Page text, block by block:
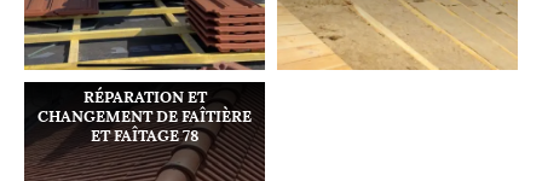
RÉPARATION ET
CHANGEMENT DE FAÎTIÈRE
ET FAÎTAGE 78